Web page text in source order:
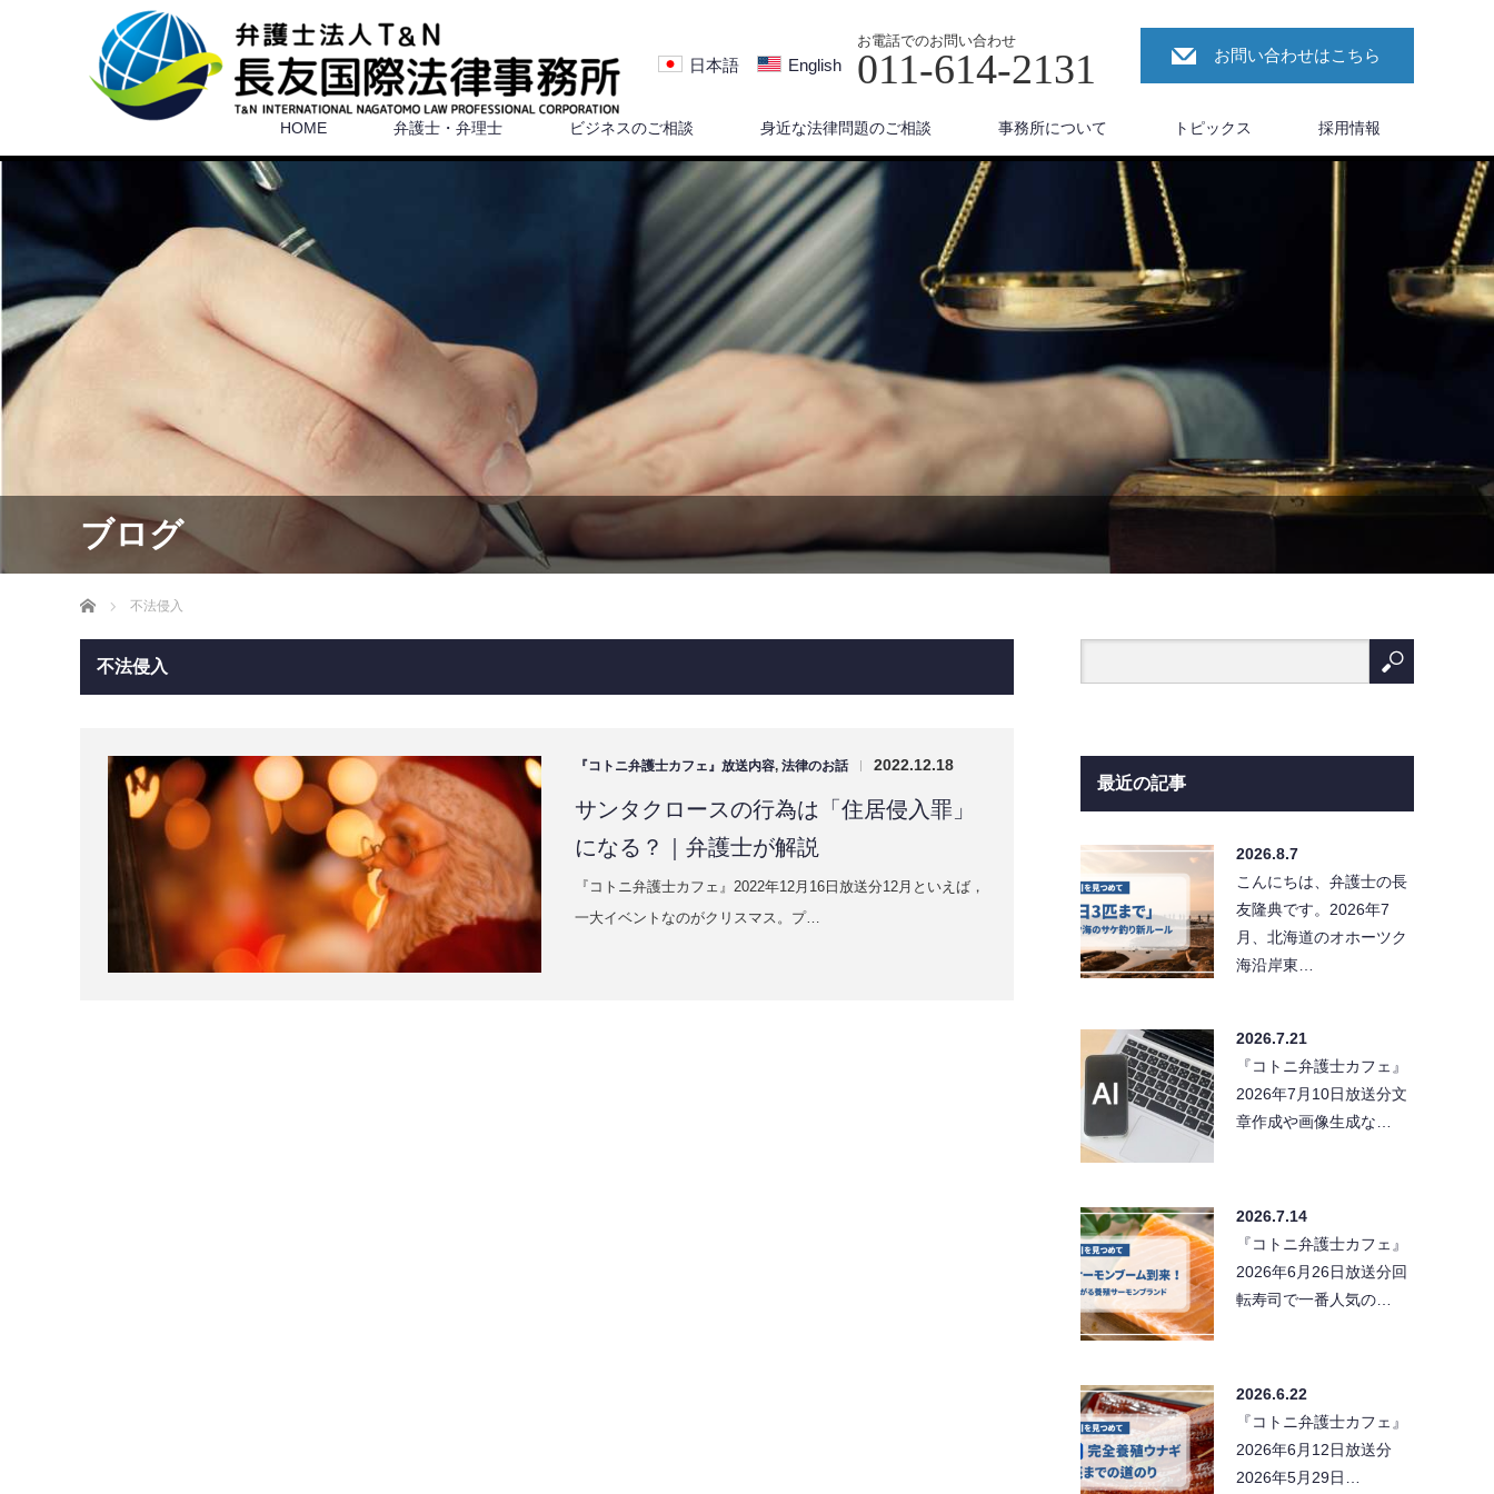
日本語 English
お電話でのお問い合わせ
011-614-2131 お問い合わせはこちら
HOME 弁護士・弁理士 ビジネスのご相談 身近な法律問題のご相談 事務所について トピックス 採用情報
ブログ
ホーム 不法侵入
不法侵入
『コトニ弁護士カフェ』放送内容, 法律のお話 | 2022.12.18
サンタクロースの行為は「住居侵入罪」
になる？｜弁護士が解説
『コトニ弁護士カフェ』2022年12月16日放送分12月といえば，
一大イベントなのがクリスマス。プ…
最近の記事
2026.8.7
こんにちは、弁護士の長
友隆典です。2026年7
月、北海道のオホーツク
海沿岸東…
2026.7.21
『コトニ弁護士カフェ』
2026年7月10日放送分文
章作成や画像生成な…
2026.7.14
『コトニ弁護士カフェ』
2026年6月26日放送分回
転寿司で一番人気の…
2026.6.22
『コトニ弁護士カフェ』
2026年6月12日放送分
2026年5月29日…